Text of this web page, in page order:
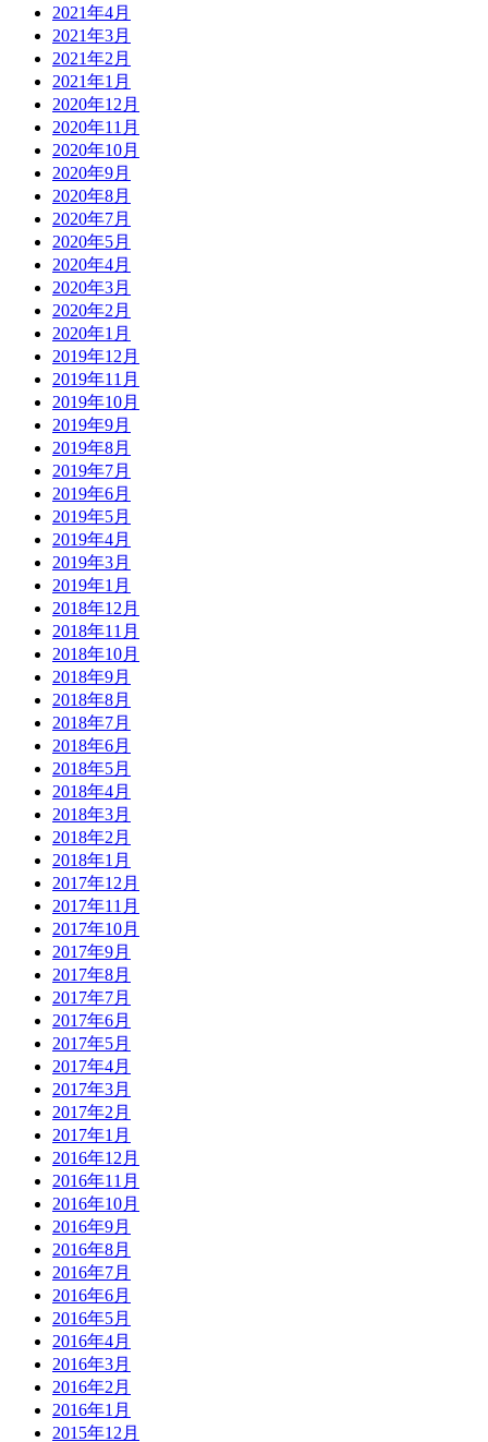
2021年4月
2021年3月
2021年2月
2021年1月
2020年12月
2020年11月
2020年10月
2020年9月
2020年8月
2020年7月
2020年5月
2020年4月
2020年3月
2020年2月
2020年1月
2019年12月
2019年11月
2019年10月
2019年9月
2019年8月
2019年7月
2019年6月
2019年5月
2019年4月
2019年3月
2019年1月
2018年12月
2018年11月
2018年10月
2018年9月
2018年8月
2018年7月
2018年6月
2018年5月
2018年4月
2018年3月
2018年2月
2018年1月
2017年12月
2017年11月
2017年10月
2017年9月
2017年8月
2017年7月
2017年6月
2017年5月
2017年4月
2017年3月
2017年2月
2017年1月
2016年12月
2016年11月
2016年10月
2016年9月
2016年8月
2016年7月
2016年6月
2016年5月
2016年4月
2016年3月
2016年2月
2016年1月
2015年12月